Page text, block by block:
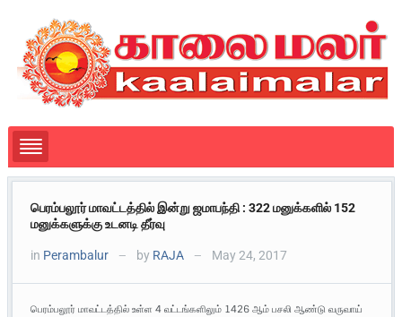
பெரம்பலூர் மாவட்டத்தில் இன்று ஜமாபந்தி : 322 மனுக்களில் 152
மனுக்களுக்கு உடனடி தீர்வு
in Perambalur — by RAJA — May 24, 2017
பெரம்பலூர் மாவட்டத்தில் உள்ள 4 வட்டங்களிலும் 1426 ஆம் பசலி ஆண்டு வருவாய்